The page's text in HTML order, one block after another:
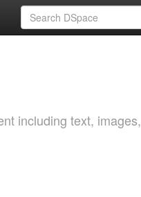
including text, images,